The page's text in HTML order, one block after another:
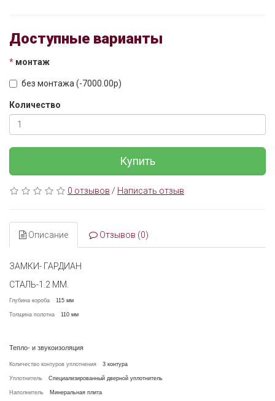
Доступные варианты
монтаж
без монтажа (-7000.00p)
Количество
Купить
0 отзывов / Написать отзыв
Описание Отзывов (0)
ЗАМКИ- ГАРДИАН
СТАЛЬ-1.2 ММ.
Глубина короба 115 мм
Толщина полотна 110 мм
Тепло- и звукоизоляция
Количество контуров уплотнения 3 контура
Уплотнитель Специализированный дверной уплотнитель
Наполнитель Минеральная плита